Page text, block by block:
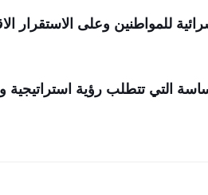
للمواطنين وعلى الاستقرار
التي تتطلب رؤية